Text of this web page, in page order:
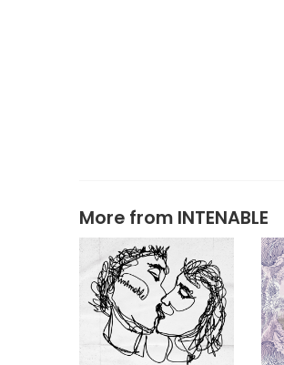
More from INTENABLE